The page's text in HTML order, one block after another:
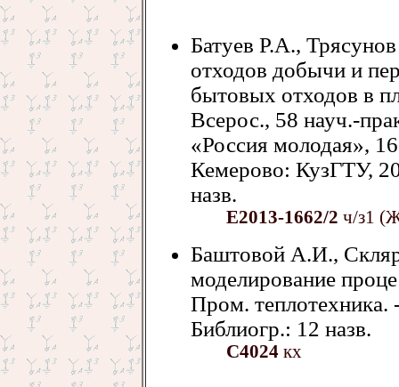
Батуев Р.А.,
отходов добычи и
бытовых отходов в
Всерос., 58 науч.-
«Россия молодая»,
Кемерово: КузГТУ,
назв.
Е2013-1662/2 ч/з1
Баштовой А.И.,
моделирование
Пром.
Библиогр.: 12 назв.
С4024кх